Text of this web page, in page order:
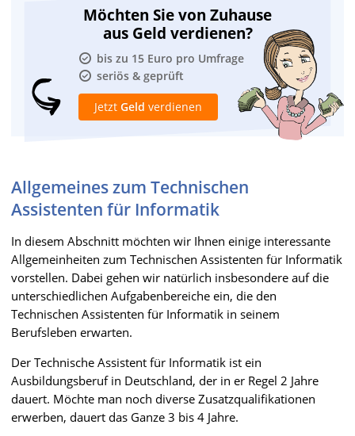
Möchten Sie von Zuhause
aus Geld verdienen?
bis zu 15 Euro pro Umfrage
seriös & geprüft
Jetzt Geld verdienen
Allgemeines zum Technischen
Assistenten für Informatik
In diesem Abschnitt möchten wir Ihnen einige interessante
Allgemeinheiten zum Technischen Assistenten für Informatik
vorstellen. Dabei gehen wir natürlich insbesondere auf die
unterschiedlichen Aufgabenbereiche ein, die den
Technischen Assistenten für Informatik in seinem
Berufsleben erwarten.
Der Technische Assistent für Informatik ist ein
Ausbildungsberuf in Deutschland, der in er Regel 2 Jahre
dauert. Möchte man noch diverse Zusatzqualifikationen
erwerben, dauert das Ganze 3 bis 4 Jahre.